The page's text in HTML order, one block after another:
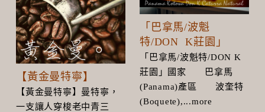
【黃金曼特寧】
【黃金曼特寧】曼特寧，
一支讓人穿梭老中青三
「巴拿馬/波魁
特/DON K莊園」
「巴拿馬/波魁特/DON K
莊園」國家 巴拿馬
(Panama)產區 波奎特
(Boquete),...more